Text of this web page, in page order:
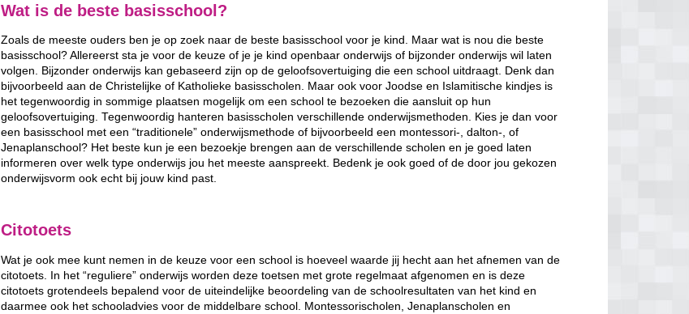
Wat is de beste basisschool?
Zoals de meeste ouders ben je op zoek naar de beste basisschool voor je kind. Maar wat is nou die beste
basisschool? Allereerst sta je voor de keuze of je je kind openbaar onderwijs of bijzonder onderwijs wil laten
volgen. Bijzonder onderwijs kan gebaseerd zijn op de geloofsovertuiging die een school uitdraagt. Denk dan
bijvoorbeeld aan de Christelijke of Katholieke basisscholen. Maar ook voor Joodse en Islamitische kindjes is
het tegenwoordig in sommige plaatsen mogelijk om een school te bezoeken die aansluit op hun
geloofsovertuiging. Tegenwoordig hanteren basisscholen verschillende onderwijsmethoden. Kies je dan voor
een basisschool met een “traditionele” onderwijsmethode of bijvoorbeeld een montessori-, dalton-, of
Jenaplanschool? Het beste kun je een bezoekje brengen aan de verschillende scholen en je goed laten
informeren over welk type onderwijs jou het meeste aanspreekt. Bedenk je ook goed of de door jou gekozen
onderwijsvorm ook echt bij jouw kind past.
Citotoets
Wat je ook mee kunt nemen in de keuze voor een school is hoeveel waarde jij hecht aan het afnemen van de
citotoets. In het “reguliere” onderwijs worden deze toetsen met grote regelmaat afgenomen en is deze
citotoets grotendeels bepalend voor de uiteindelijke beoordeling van de schoolresultaten van het kind en
daarmee ook het schooladvies voor de middelbare school. Montessorischolen, Jenaplanscholen en